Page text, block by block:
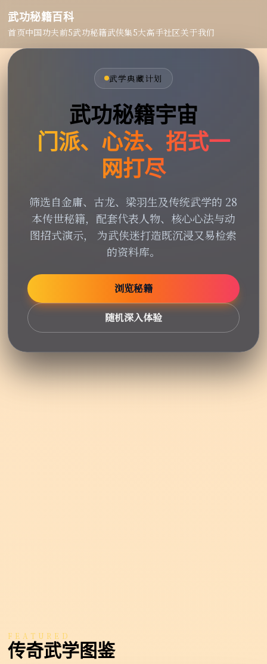
武功秘籍百科
首页中国功夫前5武功秘籍武侠集5大高手社区关于我们
武学典藏计划
武功秘籍宇宙
门派、心法、招式一
网打尽
筛选自金庸、古龙、梁羽生及传统武学的 28
本传世秘籍，配套代表人物、核心心法与动
图招式演示， 为武侠迷打造既沉浸又易检索
的资料库。
浏览秘籍
随机深入体验
FEATURED
传奇武学图鉴